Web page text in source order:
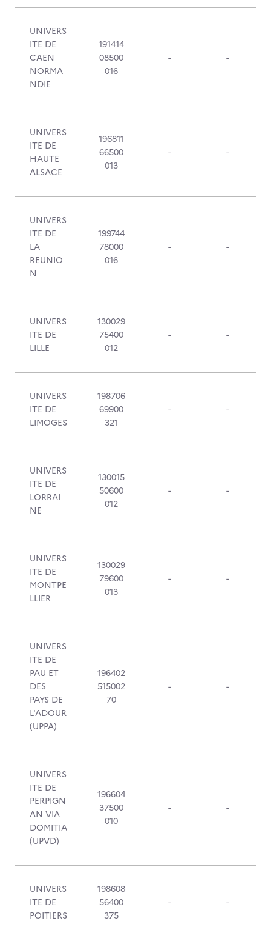
UNIVERS
ITE DE
CAEN
NORMA
NDIE
191414
08500
016
- -
UNIVERS
ITE DE
HAUTE
ALSACE
196811
66500
013
- -
UNIVERS
ITE DE
LA
REUNIO
N
199744
78000
016
- -
UNIVERS
ITE DE
LILLE
130029
75400
012
- -
UNIVERS
ITE DE
LIMOGES
198706
69900
321
- -
UNIVERS
ITE DE
LORRAI
NE
130015
50600
012
- -
UNIVERS
ITE DE
MONTPE
LLIER
130029
79600
013
- -
UNIVERS
ITE DE
PAU ET
DES
PAYS DE
L'ADOUR
(UPPA)
196402
515002
70
- -
UNIVERS
ITE DE
PERPIGN
AN VIA
DOMITIA
(UPVD)
196604
37500
010
- -
UNIVERS
ITE DE
POITIERS
198608
56400
375
- -